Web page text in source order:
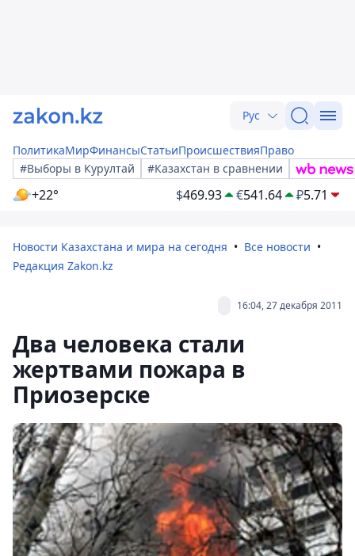
Рус
ПолитикаМирФинансыСтатьиПроисшествияПраво
#Выборы в Курултай
#Казахстан в сравнении
+22° $469.93 €541.64 ₽5.71
Новости Казахстана и мира на сегодня
Все новости
Редакция Zakon.kz
16:04, 27 декабря 2011
Два человека стали
жертвами пожара в
Приозерске